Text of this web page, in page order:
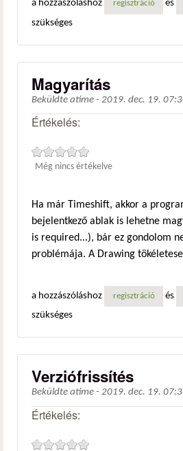
a hozzászóláshoz regisztráció és
szükséges
Magyarítás
Beküldte atime - 2019. dec. 19.
Értékelés:
Még nincs értékelve
Ha már Timeshift, akkor a
bejelentkező ablak is lehetne
is required...), bár ez gondolom
problémája. A Drawing
a hozzászóláshoz regisztráció és
szükséges
Verziófrissítés
Beküldte atime - 2019. dec. 19.
Értékelés: